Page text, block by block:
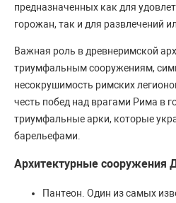
предназначенных как для
горожан, так и для развлечений
Важная роль в древнеримской
триумфальным сооружениям,
несокрушимость римских
честь побед над врагами Рима в
триумфальные арки, которые
барельефами.
Архитектурные сооружения
Пантеон. Один из самых